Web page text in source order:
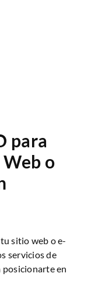
para
o
sitio web o e-
servicios de
posicionarte en